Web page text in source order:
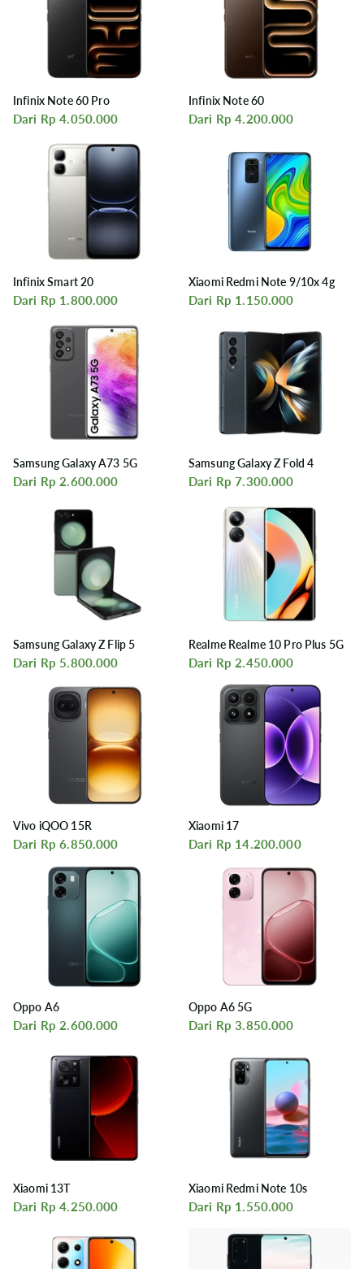
Infinix Note 60 Pro
Dari Rp 4.050.000
Infinix Note 60
Dari Rp 4.200.000
Infinix Smart 20
Dari Rp 1.800.000
Xiaomi Redmi Note 9/10x 4g
Dari Rp 1.150.000
Samsung Galaxy A73 5G
Dari Rp 2.600.000
Samsung Galaxy Z Fold 4
Dari Rp 7.300.000
Samsung Galaxy Z Flip 5
Dari Rp 5.800.000
Realme Realme 10 Pro Plus 5G
Dari Rp 2.450.000
Vivo iQOO 15R
Dari Rp 6.850.000
Xiaomi 17
Dari Rp 14.200.000
Oppo A6
Dari Rp 2.600.000
Oppo A6 5G
Dari Rp 3.850.000
Xiaomi 13T
Dari Rp 4.250.000
Xiaomi Redmi Note 10s
Dari Rp 1.550.000